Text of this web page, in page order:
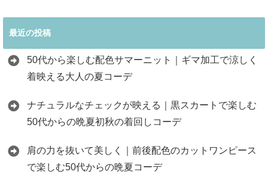
最近の投稿
50代から楽しむ配色サマーニット｜ギマ加工で涼しく
着映える大人の夏コーデ
ナチュラルなチェックが映える｜黒スカートで楽しむ
50代からの晩夏初秋の着回しコーデ
肩の力を抜いて美しく｜前後配色のカットワンピース
で楽しむ50代からの晩夏コーデ